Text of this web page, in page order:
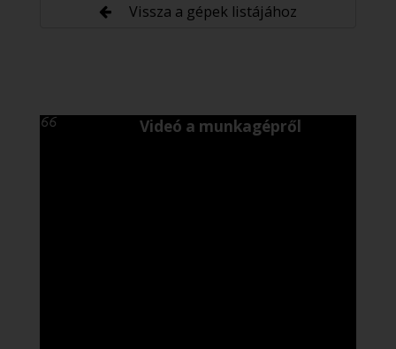
Vissza a gépek listájához
Videó a munkagépről